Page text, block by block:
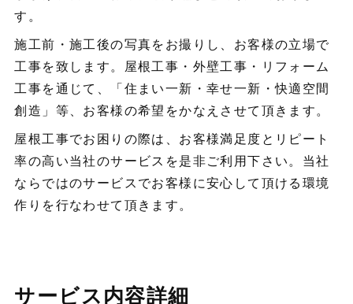
す。
施工前・施工後の写真をお撮りし、お客様の立場で
工事を致します。屋根工事・外壁工事・リフォーム
工事を通じて、「住まい一新・幸せ一新・快適空間
創造」等、お客様の希望をかなえさせて頂きます。
屋根工事でお困りの際は、お客様満足度とリピート
率の高い当社のサービスを是非ご利用下さい。当社
ならではのサービスでお客様に安心して頂ける環境
作りを行なわせて頂きます。
サービス内容詳細